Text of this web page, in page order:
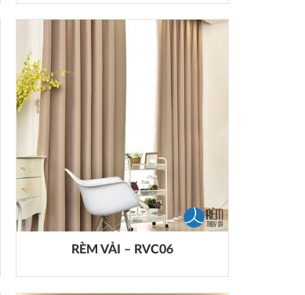
RÈM VẢI – RVC06